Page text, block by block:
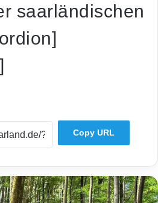
saarländischen
Copy URL